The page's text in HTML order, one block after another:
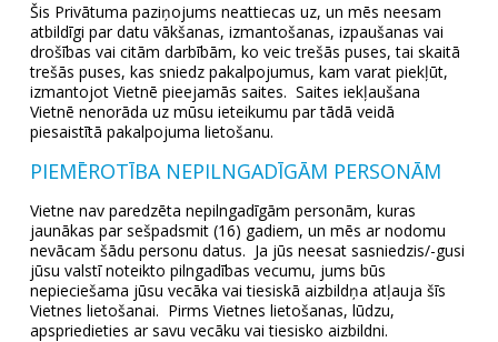
Šis Privātuma paziņojums neattiecas uz, un mēs neesam
atbildīgi par datu vākšanas, izmantošanas, izpaušanas vai
drošības vai citām darbībām, ko veic trešās puses, tai skaitā
trešās puses, kas sniedz pakalpojumus, kam varat piekļūt,
izmantojot Vietnē pieejamās saites. Saites iekļaušana
Vietnē nenorāda uz mūsu ieteikumu par tādā veidā
piesaistītā pakalpojuma lietošanu.
PIEMĒROTĪBA NEPILNGADĪGĀM PERSONĀM
Vietne nav paredzēta nepilngadīgām personām, kuras
jaunākas par sešpadsmit (16) gadiem, un mēs ar nodomu
nevācam šādu personu datus. Ja jūs neesat sasniedzis/-gusi
jūsu valstī noteikto pilngadības vecumu, jums būs
nepieciešama jūsu vecāka vai tiesiskā aizbildņa atļauja šīs
Vietnes lietošanai. Pirms Vietnes lietošanas, lūdzu,
apspriedieties ar savu vecāku vai tiesisko aizbildni.